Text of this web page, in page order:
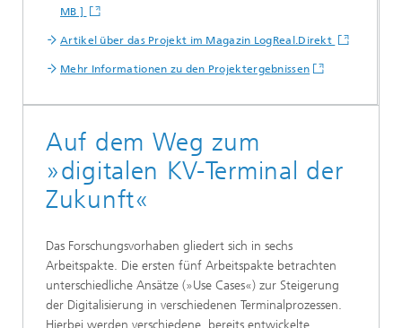
MB ]
Artikel über das Projekt im Magazin LogReal.Direkt
Mehr Informationen zu den Projektergebnissen
Auf dem Weg zum
»digitalen KV-Terminal der
Zukunft«
Das Forschungsvorhaben gliedert sich in sechs
Arbeitspakte. Die ersten fünf Arbeitspakte betrachten
unterschiedliche Ansätze (»Use Cases«) zur Steigerung
der Digitalisierung in verschiedenen Terminalprozessen.
Hierbei werden verschiedene, bereits entwickelte